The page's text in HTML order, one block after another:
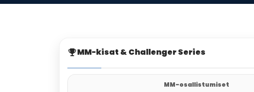
MM-kisat & Challenger Series
MM-osallistumiset